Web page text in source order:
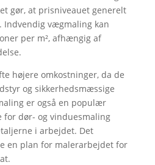
gør, at prisniveauet generelt
Indvendig vægmaling kan
per m², afhængig af
højere omkostninger, da de
og sikkerhedsmæssige
er også en populær
for dør- og vinduesmaling
i arbejdet. Det
en plan for malerarbejdet for